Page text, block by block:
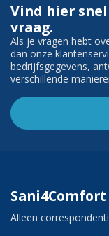
Vind hier
vraag.
Als je vragen hebt
dan onze
bedrijfsgegevens,
verschillende
Alleen